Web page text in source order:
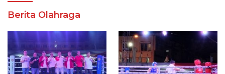
Berita Olahraga